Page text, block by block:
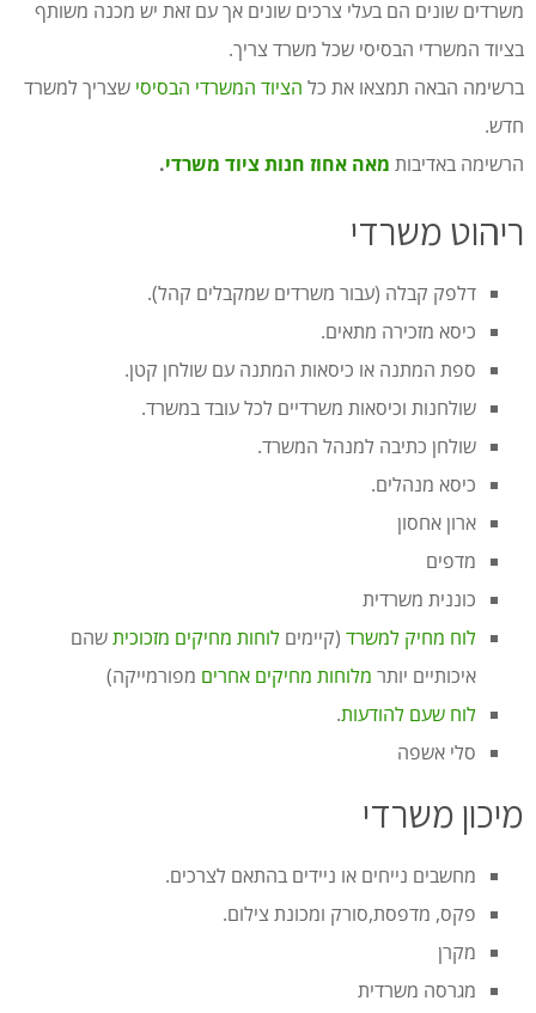
משרדים שונים הם בעלי צרכים שונים אך עם זאת יש מכנה משותף
בציוד המשרדי הבסיסי שכל משרד צריך.
ברשימה הבאה תמצאו את כל הציוד המשרדי הבסיסי שצריך למשרד
חדש.
הרשימה באדיבות מאה אחוז חנות ציוד משרדי.
ריהוט משרדי
דלפק קבלה (עבור משרדים שמקבלים קהל).
כיסא מזכירה מתאים.
ספת המתנה או כיסאות המתנה עם שולחן קטן.
שולחנות וכיסאות משרדיים לכל עובד במשרד.
שולחן כתיבה למנהל המשרד.
כיסא מנהלים.
ארון אחסון
מדפים
כוננית משרדית
לוח מחיק למשרד (קיימים לוחות מחיקים מזכוכיתשהם
איכותיים יותר מלוחות מחיקים אחרים מפורמייקה)
לוח שעם להודעות.
סלי אשפה
מיכון משרדי
מחשבים נייחים או ניידים בהתאם לצרכים.
פקס, מדפסת,סורק ומכונת צילום.
מקרן
מגרסה משרדית